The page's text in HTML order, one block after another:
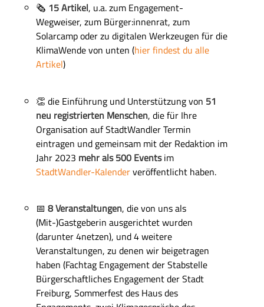
🗞️ 15 Artikel, u.a. zum Engagement-
Wegweiser, zum Bürger:innenrat, zum
Solarcamp oder zu digitalen Werkzeugen für die
KlimaWende von unten (hier findest du alle
Artikel)
👏 die Einführung und Unterstützung von 51
neu registrierten Menschen, die für Ihre
Organisation auf StadtWandler Termin
eintragen und gemeinsam mit der Redaktion im
Jahr 2023 mehr als 500 Eventsim
StadtWandler-Kalenderveröffentlicht haben.
📅 8Veranstaltungen, die von uns als
(Mit-)Gastgeberin ausgerichtet wurden
(darunter 4netzen), und 4 weitere
Veranstaltungen, zu denen wir beigetragen
haben (Fachtag Engagement der Stabstelle
Bürgerschaftliches Engagement der Stadt
Freiburg, Sommerfest des Haus des